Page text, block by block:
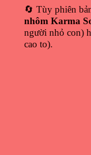
🔄 Tùy phiên
nhôm Karma
người nhỏ con)
cao to).